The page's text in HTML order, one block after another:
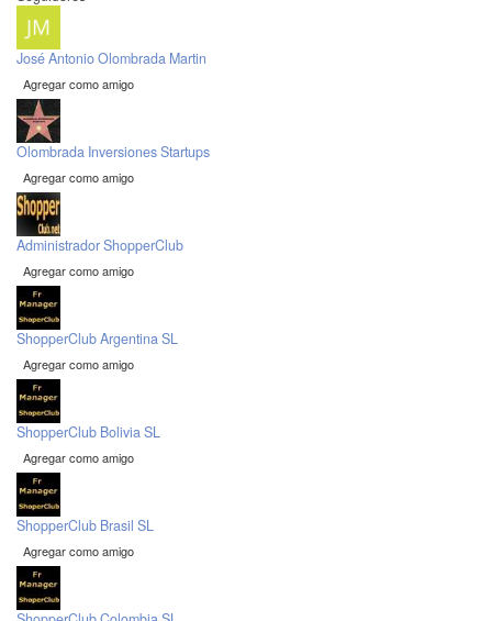
José Antonio Olombrada Martin
Agregar como amigo
Olombrada Inversiones Startups
Agregar como amigo
Administrador ShopperClub
Agregar como amigo
ShopperClub Argentina SL
Agregar como amigo
ShopperClub Bolivia SL
Agregar como amigo
ShopperClub Brasil SL
Agregar como amigo